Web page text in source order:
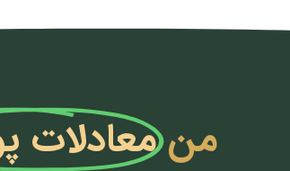
من معادلات